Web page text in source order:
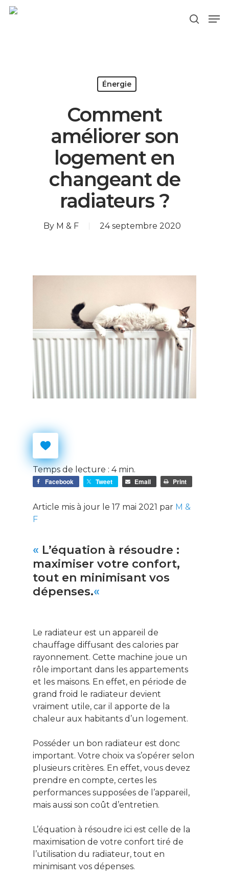
Énergie
Comment
améliorer son
logement en
changeant de
radiateurs ?
By M & F 24 septembre 2020
Temps de lecture : 4 min.
Facebook Tweet Email Print
Article mis à jour le 17 mai 2021 par M &
F
« L’équation à résoudre :
maximiser votre confort,
tout en minimisant vos
dépenses.«
Le radiateur est un appareil de
chauffage diffusant des calories par
rayonnement. Cette machine joue un
rôle important dans les appartements
et les maisons. En effet, en période de
grand froid le radiateur devient
vraiment utile, car il apporte de la
chaleur aux habitants d’un logement.
Posséder un bon radiateur est donc
important. Votre choix va s’opérer selon
plusieurs critères. En effet, vous devez
prendre en compte, certes les
performances supposées de l’appareil,
mais aussi son coût d’entretien.
L’équation à résoudre ici est celle de la
maximisation de votre confort tiré de
l’utilisation du radiateur, tout en
minimisant vos dépenses.